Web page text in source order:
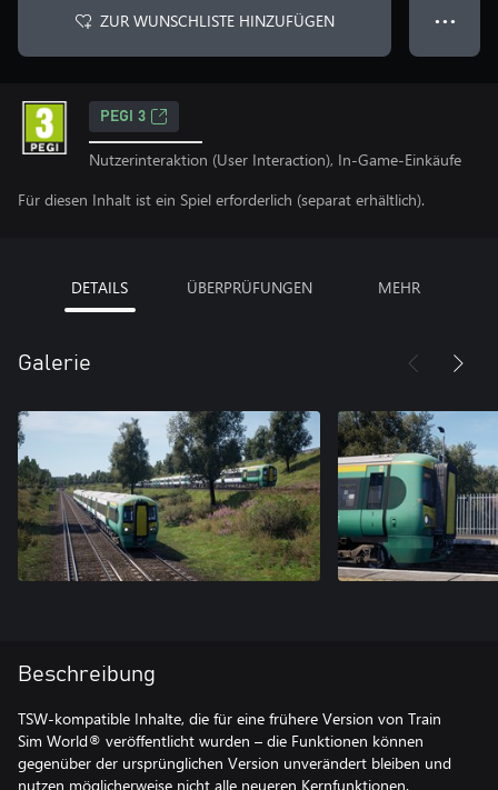
ZUR WUNSCHLISTE HINZUFÜGEN ● ● ●
PEGI 3
Nutzerinteraktion (User Interaction), In-Game-Einkäufe
Für diesen Inhalt ist ein Spiel erforderlich (separat erhältlich).
DETAILS ÜBERPRÜFUNGEN MEHR
Galerie
Beschreibung
TSW-kompatible Inhalte, die für eine frühere Version von Train
Sim World® veröffentlicht wurden – die Funktionen können
gegenüber der ursprünglichen Version unverändert bleiben und
nutzen möglicherweise nicht alle neueren Kernfunktionen.